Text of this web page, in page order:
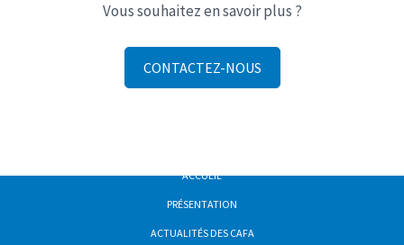
Vous souhaitez en savoir plus ?
CONTACTEZ-NOUS
ACCUEIL
PRÉSENTATION
ACTUALITÉS DES CAFA